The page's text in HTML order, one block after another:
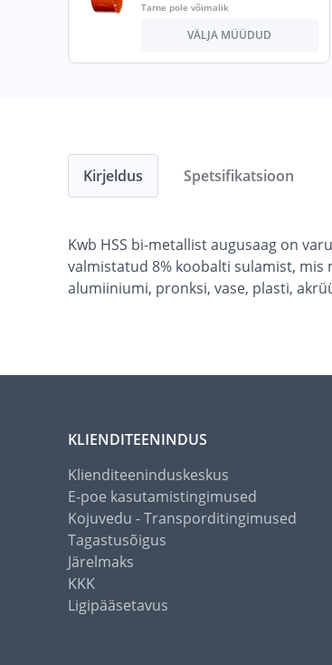
Tarne pole võimalik
VÄLJA MÜÜDUD
Kirjeldus
Kwb HSS bi-metallist augusaag on
valmistatud 8% koobalti sulamist, mis
alumiiniumi, pronksi, vase, plasti,
Spetsifikatsioon
KLIENDITEENINDUS
Klienditeeninduskeskus
E-poe kasutamistingimused
Kojuvedu - Transporditingimused
Tagastusõigus
Järelmaks
KKK
Ligipääsetavus